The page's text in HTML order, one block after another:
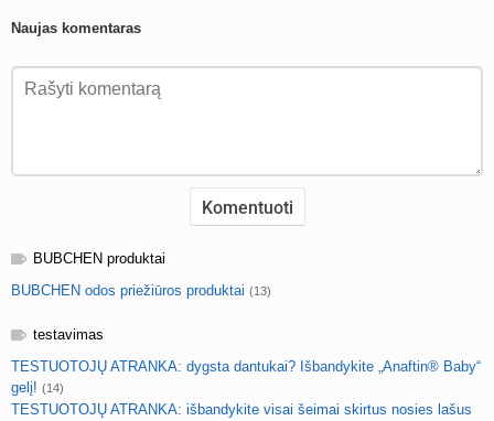
Naujas komentaras
BUBCHEN produktai
BUBCHEN odos priežiūros produktai (13)
testavimas
TESTUOTOJŲ ATRANKA: dygsta dantukai? Išbandykite „Anaftin® Baby“
gelį! (14)
TESTUOTOJŲ ATRANKA: išbandykite visai šeimai skirtus nosies lašus